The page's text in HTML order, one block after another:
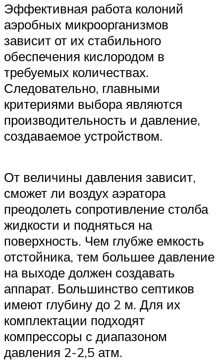
Эффективная работа колоний
аэробных микроорганизмов
зависит от их стабильного
обеспечения кислородом в
требуемых количествах.
Следовательно, главными
критериями выбора являются
производительность и давление,
создаваемое устройством.
От величины давления зависит,
сможет ли воздух аэратора
преодолеть сопротивление столба
жидкости и подняться на
поверхность. Чем глубже емкость
отстойника, тем большее давление
на выходе должен создавать
аппарат. Большинство септиков
имеют глубину до 2 м. Для их
комплектации подходят
компрессоры с диапазоном
давления 2-2,5 атм.